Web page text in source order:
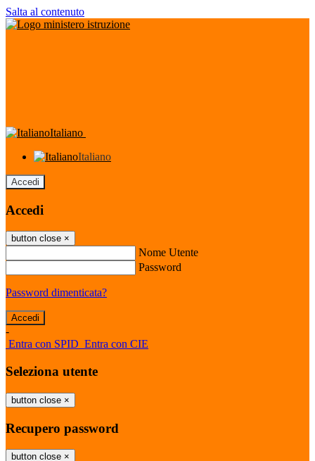
Salta al contenuto
Italiano
Italiano
Accedi
Accedi
button close ×
Nome Utente
Password
Password dimenticata?
-
Entra con SPID Entra con CIE
Seleziona utente
button close ×
Recupero password
button close ×